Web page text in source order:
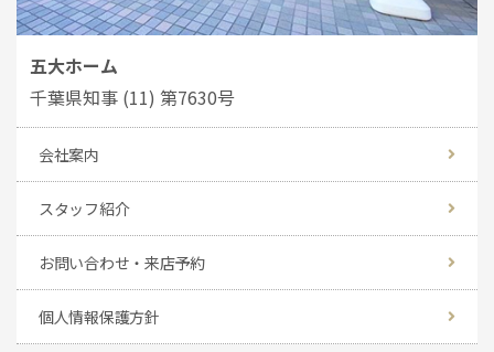
五大ホーム
千葉県知事 (11) 第7630号
会社案内
スタッフ紹介
お問い合わせ・来店予約
個人情報保護方針